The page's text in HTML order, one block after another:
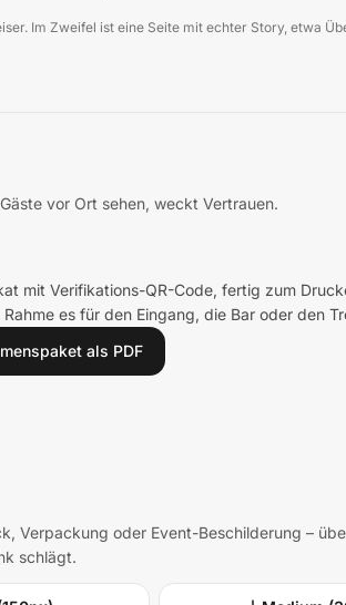
Im Zweifel ist eine Seite mit echter Story, etwa
vor Ort sehen, weckt Vertrauen.
mit Verifikations-QR-Code, fertig zum
es für den Eingang, die Bar oder den
als PDF
Verpackung oder Event-Beschilderung –
schlägt.